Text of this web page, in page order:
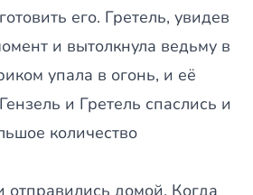
его. Гретель, увидев
и вытолкнула ведьму в
упала в огонь, и её
и Гретель спаслись и
количество
отправились домой. Когда